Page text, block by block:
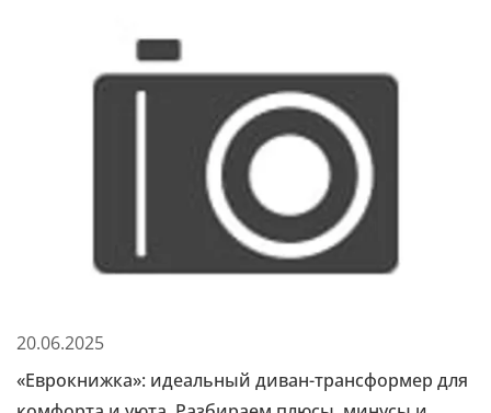
20.06.2025
«Еврокнижка»: идеальный диван-трансформер для